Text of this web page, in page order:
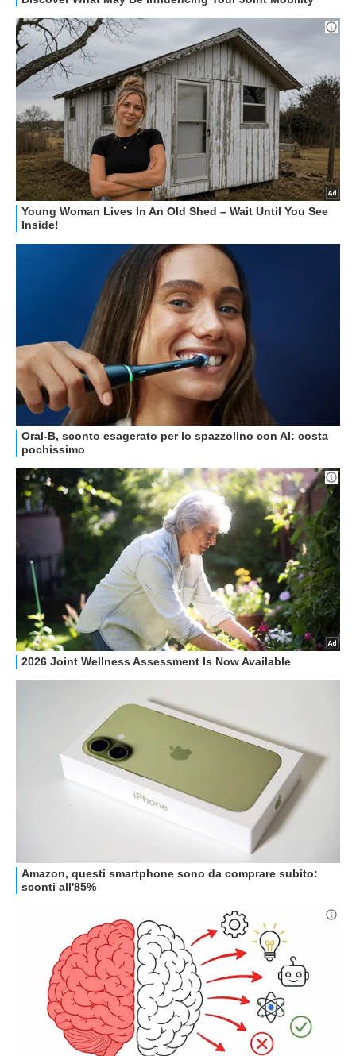
STREAMING E SERIE TV